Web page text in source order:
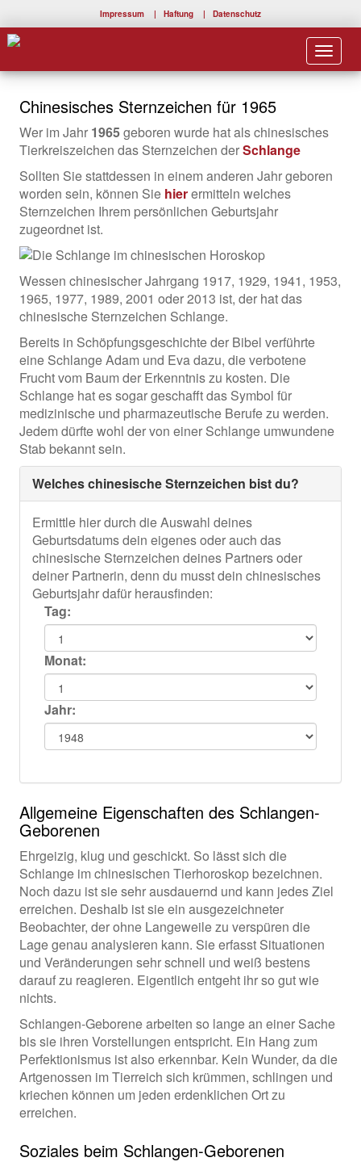
Impressum | Haftung | Datenschutz
Toggle
Chinesisches Sternzeichen für 1965
Wer im Jahr 1965geboren wurde hat als chinesisches
Tierkreiszeichen das Sternzeichen derSchlange
Sollten Sie stattdessen in einem anderen Jahr geboren
worden sein, können Sie hierermitteln welches
Sternzeichen Ihrem persönlichen Geburtsjahr
zugeordnet ist.
Wessen chinesischer Jahrgang 1917, 1929, 1941, 1953,
1965, 1977, 1989, 2001 oder 2013 ist, der hat das
chinesische Sternzeichen Schlange.
Bereits in Schöpfungsgeschichte der Bibel verführte
eine Schlange Adam und Eva dazu, die verbotene
Frucht vom Baum der Erkenntnis zu kosten. Die
Schlange hat es sogar geschafft das Symbol für
medizinische und pharmazeutische Berufe zu werden.
Jedem dürfte wohl der von einer Schlange umwundene
Stab bekannt sein.
Welches chinesische Sternzeichen bist du?
Ermittle hier durch die Auswahl deines
Geburtsdatums dein eigenes oder auch das
chinesische Sternzeichen deines Partners oder
deiner Partnerin, denn du musst dein chinesisches
Geburtsjahr dafür herausfinden:
Tag:
Monat:
Jahr:
Allgemeine Eigenschaften des Schlangen-
Geborenen
Ehrgeizig, klug und geschickt. So lässt sich die
Schlange im chinesischen Tierhoroskop bezeichnen.
Noch dazu ist sie sehr ausdauernd und kann jedes Ziel
erreichen. Deshalb ist sie ein ausgezeichneter
Beobachter, der ohne Langeweile zu verspüren die
Lage genau analysieren kann. Sie erfasst Situationen
und Veränderungen sehr schnell und weiß bestens
darauf zu reagieren. Eigentlich entgeht ihr so gut wie
nichts.
Schlangen-Geborene arbeiten so lange an einer Sache
bis sie ihren Vorstellungen entspricht. Ein Hang zum
Perfektionismus ist also erkennbar. Kein Wunder, da die
Artgenossen im Tierreich sich krümmen, schlingen und
kriechen können um jeden erdenklichen Ort zu
erreichen.
Soziales beim Schlangen-Geborenen